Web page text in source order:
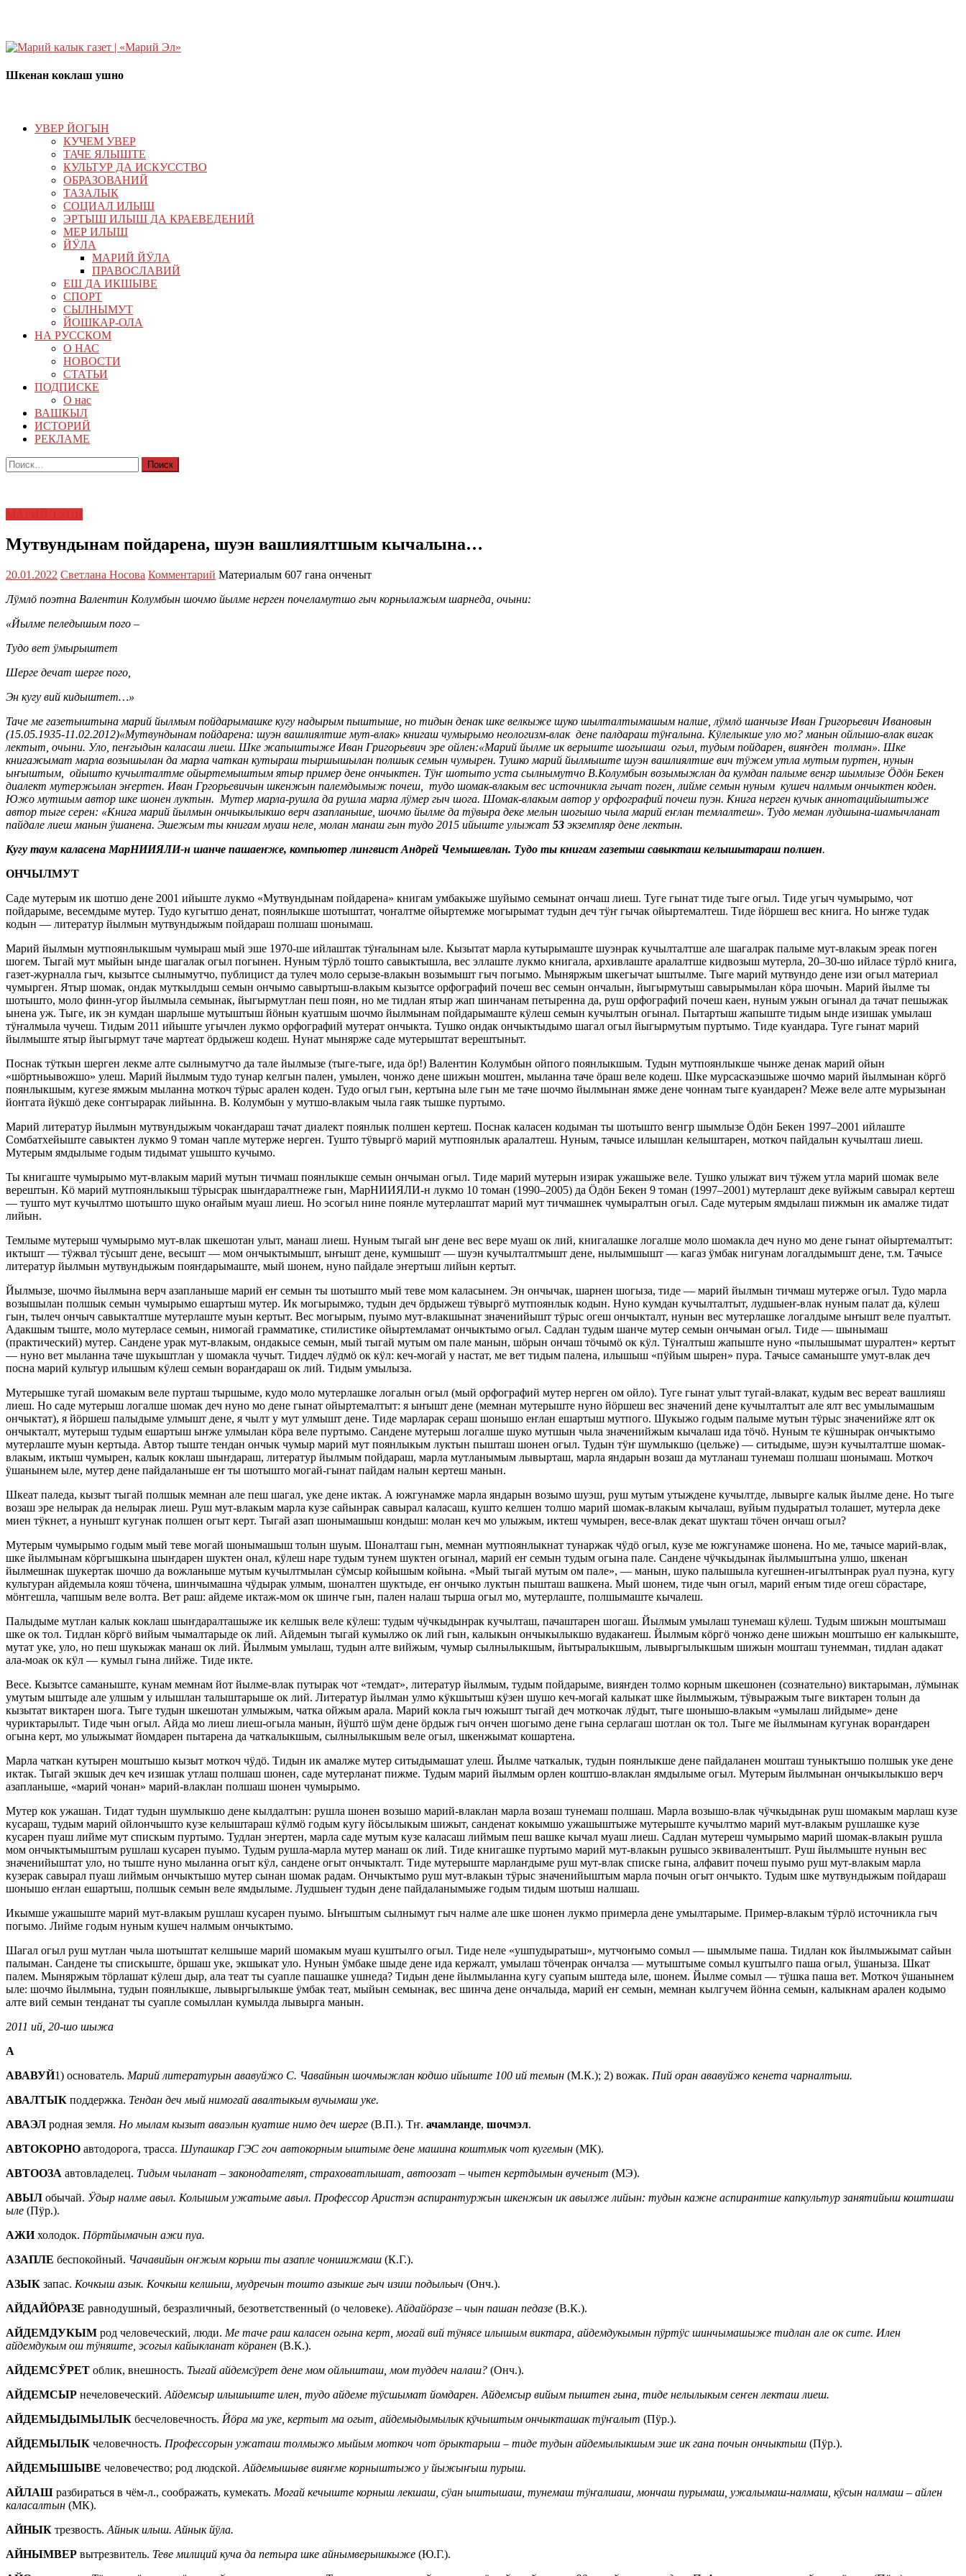
Шкенан коклаш ушно
УВЕР ЙОГЫН
КУЧЕМ УВЕР
ТАЧЕ ЯЛЫШТЕ
КУЛЬТУР ДА ИСКУССТВО
ОБРАЗОВАНИЙ
ТАЗАЛЫК
СОЦИАЛ ИЛЫШ
ЭРТЫШ ИЛЫШ ДА КРАЕВЕДЕНИЙ
МЕР ИЛЫШ
ЙӰЛА
МАРИЙ ЙӰЛА
ПРАВОСЛАВИЙ
ЕШ ДА ИКШЫВЕ
СПОРТ
СЫЛНЫМУТ
ЙОШКАР-ОЛА
НА РУССКОМ
О НАС
НОВОСТИ
СТАТЬИ
ПОДПИСКЕ
О нас
ВАШКЫЛ
ИСТОРИЙ
РЕКЛАМЕ
Найти:
Мутвундынам пойдарена, шуэн вашлиялтшым кычалына…
20.01.2022 Светлана Носова Комментарий Материалым 607 гана онченыт
Лӱмлӧ поэтна Валентин Колумбын шочмо йылме нерген почеламутшо гыч корнылажым шарнеда, очыни:
«Йылме пеледышым пого –
Тудо вет ӱмырыштет
Шерге дечат шерге пого,
Эн кугу вий кидыштет…»
Таче ме газетыштына марий йылмым пойдарымашке кугу надырым пыштыше, но тидын денак шке велкыже шуко шылталтымашым налше, лӱмлӧ шанчызе Иван Григорьевич Ивановын
(15.05.1935-11.02.2012)«Мутвундынам пойдарена: шуэн вашлиялтше мут-влак» книгаш чумырымо неологизм-влак дене палдараш тӱҥалына. Кӱлелыкше уло мо? манын ойлышо-влак вигак
лектыт, очыни. Уло, пеҥгыдын каласаш лиеш. Шке жапыштыже Иван Григорьевич эре ойлен:«Марий йылме ик верыште шогышаш огыл, тудым пойдарен, вияҥден толман». Шке
книгажымат марла возышылан да марла чаткан кутыраш тыршышылан полшык семын чумырен. Тушко марий йылмыште шуэн вашлиялтше вич тӱжем утла мутым пуртен, нунын
ыҥыштым, ойышто кучылталтме ойыртемыштым ятыр пример дене ончыктен. Тӱҥ шотыто уста сылнымутчо В.Колумбын возымыжлан да кумдан палыме венгр шымлызе Ӧдӧн Бекен
диалект мутержылан эҥертен. Иван Гргорьевичын шкенжын палемдымыж почеш, тудо шомак-влакым вес источникла гычат поген, лийме семын нуным кушеч налмым ончыктен коден.
Южо мутшым автор шке шонен луктын. Мутер марла-рушла да рушла марла лӱмер гыч шога. Шомак-влакым автор у орфографий почеш пуэн. Книга нерген кучык аннотацийыштыже
автор тыге серен: «Книга марий йылмын ончыкылыкшо верч азапланыше, шочмо йылме да тӱвыра деке мелын шогышо чыла марий еҥлан темлалтеш». Тудо меман лудшына-шамычланат
пайдале лиеш манын ӱшанена. Эшежым ты книгам муаш неле, молан манаш гын тудо 2015 ийыште улыжат 53 экземпляр дене лектын.
Кугу таум каласена МарНИИЯЛИ-н шанче пашаеҥже, компьютер лингвист Андрей Чемышевлан. Тудо ты книгам газетыш савыкташ келышытараш полшен.
ОНЧЫЛМУТ
Саде мутерым ик шотшо дене 2001 ийыште лукмо «Мутвундынам пойдарена» книгам умбакыже шуйымо семынат ончаш лиеш. Туге гынат тиде тыге огыл. Тиде угыч чумырымо, чот
пойдарыме, весемдыме мутер. Тудо кугытшо денат, поянлыкше шотыштат, чоҥалтме ойыртемже могырымат тудын деч тӱҥ гычак ойыртемалтеш. Тиде йӧршеш вес книга. Но ыҥже тудак
кодын — литератур йылмын мутвундыжым пойдараш полшаш шонымаш.
Марий йылмын мутпоянлыкшым чумыраш мый эше 1970-ше ийлаштак тӱҥалынам ыле. Кызытат марла кутырымаште шуэнрак кучылталтше але шагалрак палыме мут-влакым эреак поген
шогем. Тыгай мут мыйын ынде шагалак огыл погынен. Нуным тӱрлӧ тошто савыктышла, вес эллаште лукмо книгала, архивлаште аралалтше кидвозыш мутерла, 20–30-шо ийласе тӱрлӧ книга,
газет-журналла гыч, кызытсе сылнымутчо, публицист да тулеч моло серызе-влакын возымышт гыч погымо. Мыняржым шкегычат ыштылме. Тыге марий мутвундо дене изи огыл материал
чумырген. Ятыр шомак, ондак муткылдыш семын ончымо савыртыш-влакым кызытсе орфографий почеш вес семын ончалын, йыгырмутыш савырымылан кӧра шочын. Марий йылме ты
шотышто, моло финн-угор йылмыла семынак, йыгырмутлан пеш поян, но ме тидлан ятыр жап шинчанам петыренна да, руш орфографий почеш каен, нуным ужын огынал да тачат пешыжак
ынена уж. Тыге, ик эн кумдан шарлыше мутыштыш йӧнын куатшым шочмо йылмынам пойдарымаште кӱлеш семын кучылтын огынал. Пытартыш жапыште тидым ынде изишак умылаш
тӱҥалмыла чучеш. Тидым 2011 ийыште угычлен лукмо орфографий мутерат ончыкта. Тушко ондак ончыктыдымо шагал огыл йыгырмутым пуртымо. Тиде куандара. Туге гынат марий
йылмыште ятыр йыгырмут таче мартеат ӧрдыжеш кодеш. Нунат мынярже саде мутерыштат верештыныт.
Поснак тӱткын шерген лекме алте сылнымутчо да тале йылмызе (тыге-тыге, ида ӧр!) Валентин Колумбын ойпого поянлыкшым. Тудын мутпоянлыкше чынже денак марий ойын
«шӧртньывожшо» улеш. Марий йылмым тудо тунар келгын пален, умылен, чонжо дене шижын моштен, мыланна таче ӧраш веле кодеш. Шке мурсаскаэшыже шочмо марий йылмынан кӧргӧ
поянлыкшым, кугезе ямжым мыланна моткоч тӱрыс арален коден. Тудо огыл гын, кертына ыле гын ме таче шочмо йылмынан ямже дене чоннам тыге куандарен? Меже веле алте мурызынан
йоҥгата йӱкшӧ деке соҥгырарак лийынна. В. Колумбын у мутшо-влакым чыла гаяк тышке пуртымо.
Марий литератур йылмын мутвундыжым чокаҥдараш тачат диалект поянлык полшен кертеш. Поснак каласен кодыман ты шотышто венгр шымлызе Ӧдӧн Бекен 1997–2001 ийлаште
Сомбатхейыште савыктен лукмо 9 томан чапле мутерже нерген. Тушто тӱвыргӧ марий мутпоянлык аралалтеш. Нуным, тачысе илышлан келыштарен, моткоч пайдалын кучылташ лиеш.
Мутерым ямдылыме годым тидымат ушышто кучымо.
Ты книгаште чумырымо мут-влакым марий мутын тичмаш поянлыкше семын ончыман огыл. Тиде марий мутерын изирак ужашыже веле. Тушко улыжат вич тӱжем утла марий шомак веле
верештын. Кӧ марий мутпоянлыкыш тӱрысрак шыҥдаралтнеже гын, МарНИИЯЛИ-н лукмо 10 томан (1990–2005) да Ӧдӧн Бекен 9 томан (1997–2001) мутерлашт деке вуйжым савырал кертеш
— тушто мут кучылтмо шотышто шуко оҥайым муаш лиеш. Но эсогыл нине поянле мутерлаштат марий мут тичмашнек чумыралтын огыл. Саде мутерым ямдылаш пижмын ик амалже тидат
лийын.
Темлыме мутерыш чумырымо мут-влак шкешотан улыт, манаш лиеш. Нуным тыгай ыҥ дене вес вере муаш ок лий, книгалашке логалше моло шомакла деч нуно мо дене гынат ойыртемалтыт:
иктышт — тӱжвал тӱсышт дене, весышт — мом ончыктымышт, ыҥышт дене, кумшышт — шуэн кучылталтмышт дене, нылымшышт — кагаз ӱмбак нигунам логалдымышт дене, т.м. Тачысе
литератур йылмын мутвундыжым пояҥдарымаште, мый шонем, нуно пайдале эҥертыш лийын кертыт.
Йылмызе, шочмо йылмына верч азапланыше марий еҥ семын ты шотышто мый теве мом каласынем. Эн ончычак, шарнен шогыза, тиде — марий йылмын тичмаш мутерже огыл. Тудо марла
возышылан полшык семын чумырымо ешартыш мутер. Ик могырымжо, тудын деч ӧрдыжеш тӱвыргӧ мутпоянлык кодын. Нуно кумдан кучылталтыт, лудшыеҥ-влак нуным палат да, кӱлеш
гын, тылеч ончыч савыкталтше мутерлаште муын кертыт. Вес могырым, пуымо мут-влакшынат значенийышт тӱрыс огеш ончыкталт, нунын вес мутерлашке логалдыме ыҥышт веле пуалтыт.
Адакшым тыште, моло мутерласе семын, нимогай грамматике, стилистике ойыртемламат ончыктымо огыл. Садлан тудым шанче мутер семын ончыман огыл. Тиде — шынымаш
(практический) мутер. Сандене урак мут-влакым, ондакысе семын, мый тыгай мутым ом пале манын, шӧрын ончаш тӧчымӧ ок кӱл. Тӱҥалтыш жапыште нуно «пылышымат шуралтен» кертыт
— нуно вет мыланна таче шукыштлан у шомакла чучыт. Тиддеч лӱдмӧ ок кӱл: кеч-могай у настат, ме вет тидым палена, илышыш «пӱйым шырен» пура. Тачысе саманыште умут-влак деч
посна марий культур илышым кӱлеш семын вораҥдараш ок лий. Тидым умылыза.
Мутерышке тугай шомакым веле пурташ тыршыме, кудо моло мутерлашке логалын огыл (мый орфографий мутер нерген ом ойло). Туге гынат улыт тугай-влакат, кудым вес вереат вашлияш
лиеш. Но саде мутерыш логалше шомак деч нуно мо дене гынат ойыртемалтыт: я ыҥышт дене (мемнан мутерыште нуно йӧршеш вес значений дене кучылталтыт але ялт вес умылымашым
ончыктат), я йӧршеш палыдыме улмышт дене, я чылт у мут улмышт дене. Тиде марларак сераш шонышо еҥлан ешартыш мутпого. Шукыжо годым палыме мутын тӱрыс значенийже ялт ок
ончыкталт, мутерыш тудым ешартыш ыҥже улмылан кӧра веле пуртымо. Сандене мутерыш логалше шуко мутшын чыла значенийжым кычалаш ида тӧчӧ. Нуным те кӱшнырак ончыктымо
мутерлаште муын кертыда. Автор тыште тендан ончык чумыр марий мут поянлыкым луктын пышташ шонен огыл. Тудын тӱҥ шумлыкшо (цельже) — ситыдыме, шуэн кучылталтше шомак-
влакым, иктыш чумырен, калык коклаш шыҥдараш, литератур йылмым пойдараш, марла мутланымым лывырташ, марла яндарын возаш да мутланаш тунемаш полшаш шонымаш. Моткоч
ӱшанынем ыле, мутер дене пайдаланыше еҥ ты шотышто могай-гынат пайдам налын кертеш манын.
Шкеат паледа, кызыт тыгай полшык мемнан але пеш шагал, уке дене иктак. А южгунамже марла яндарын возымо шуэш, руш мутым утыждене кучылтде, лывырге калык йылме дене. Но тыге
возаш эре нелырак да нелырак лиеш. Руш мут-влакым марла кузе сайынрак савырал каласаш, кушто келшен толшо марий шомак-влакым кычалаш, вуйым пудыратыл толашет, мутерла деке
миен тӱкнет, а нунышт кугунак полшен огыт керт. Тыгай азап шонымашыш кондыш: молан кеч мо улыжым, иктеш чумырен, весе-влак декат шукташ тӧчен ончаш огыл?
Мутерым чумырымо годым мый теве могай шонымашыш толын шуым. Шоналташ гын, мемнан мутпоянлыкнат тунаржак чӱдӧ огыл, кузе ме южгунамже шонена. Но ме, тачысе марий-влак,
шке йылмынам кӧргышкына шыҥдарен шуктен онал, кӱлеш наре тудым тунем шуктен огынал, марий еҥ семын тудым огына пале. Сандене чӱчкыдынак йылмыштына улшо, шкенан
йылмешнак шукертак шочшо да вожланыше мутым кучылтмылан сӱмсыр койышым койына. «Мый тыгай мутым ом пале», — манын, шуко палышыла кугешнен-игылтынрак руал пуэна, кугу
культуран айдемыла кояш тӧчена, шинчымашна чӱдырак улмым, шоналтен шуктыде, еҥ ончыко луктын пышташ вашкена. Мый шонем, тиде чын огыл, марий еҥым тиде огеш сӧрастаре,
мӧҥгешла, чапшым веле волта. Вет раш: айдеме иктаж-мом ок шинче гын, пален налаш тырша огыл мо, мутерлаште, полшымаште кычалеш.
Палыдыме мутлан калык коклаш шыҥдаралташыже ик келшык веле кӱлеш: тудым чӱчкыдынрак кучылташ, пачаштарен шогаш. Йылмым умылаш тунемаш кӱлеш. Тудым шижын моштымаш
шке ок тол. Тидлан кӧргӧ вийым чымалтарыде ок лий. Айдемын тыгай кумылжо ок лий гын, калыкын ончыкылыкшо вудакаҥеш. Йылмым кӧргӧ чонжо дене шижын моштышо еҥ калыкыште,
мутат уке, уло, но пеш шукыжак манаш ок лий. Йылмым умылаш, тудын алте вийжым, чумыр сылнылыкшым, йытыралыкшым, лывыргылыкшым шижын мошташ тунемман, тидлан адакат
ала-моак ок кӱл — кумыл гына лийже. Тиде икте.
Весе. Кызытсе саманыште, кунам мемнам йот йылме-влак путырак чот «темдат», литератур йылмым, тудым пойдарыме, вияҥден толмо корным шкешонен (сознательно) виктарыман, лӱмынак
умутым ыштыде але улшым у илышлан талыштарыше ок лий. Литератур йылман улмо кӱкшытыш кӱзен шушо кеч-могай калыкат шке йылмыжым, тӱвыражым тыге виктарен толын да
кызытат виктарен шога. Тыге тудын шкешотан улмыжым, чатка ойжым арала. Марий кокла гыч южышт тыгай деч моткочак лӱдыт, тыге шонышо-влакым «умылаш лийдыме» дене
чуриктарылыт. Тиде чын огыл. Айда мо лиеш лиеш-огыла манын, йӱштӧ шӱм дене ӧрдыж гыч ончен шогымо дене гына серлагаш шотлан ок тол. Тыге ме йылмынам кугунак вораҥдарен
огына керт, мо улыжымат йомдарен пытарена да чаткалыкшым, сылнылыкшым веле огыл, шкенжымат кошартена.
Марла чаткан кутырен моштышо кызыт моткоч чӱдӧ. Тидын ик амалже мутер ситыдымашат улеш. Йылме чаткалык, тудын поянлыкше дене пайдаланен мошташ туныктышо полшык уке дене
иктак. Тыгай экшык деч кеч изишак утлаш полшаш шонен, саде мутерланат пижме. Тудым марий йылмым орлен коштшо-влаклан ямдылыме огыл. Мутерым йылмынан ончыкылыкшо верч
азапланыше, «марий чонан» марий-влаклан полшаш шонен чумырымо.
Мутер кок ужашан. Тидат тудын шумлыкшо дене кылдалтын: рушла шонен возышо марий-влаклан марла возаш тунемаш полшаш. Марла возышо-влак чӱчкыдынак руш шомакым марлаш кузе
кусараш, тудым марий ойлончышто кузе келыштараш кӱлмӧ годым кугу йӧсылыкым шижыт, санденат кокымшо ужашыштыже мутерыште кучылтмо марий мут-влакым рушлашке кузе
кусарен пуаш лийме мут спискым пуртымо. Тудлан эҥертен, марла саде мутым кузе каласаш лиймым пеш вашке кычал муаш лиеш. Садлан мутереш чумырымо марий шомак-влакын рушла
мом ончыктымыштым рушлаш кусарен пуымо. Тудым рушла-марла мутер манаш ок лий. Тиде книгашке пуртымо марий мут-влакын рушысо эквивалентышт. Руш йылмыште нунын вес
значенийыштат уло, но тыште нуно мыланна огыт кӱл, сандене огыт ончыкталт. Тиде мутерыште марлаҥдыме руш мут-влак списке гына, алфавит почеш пуымо руш мут-влакым марла
кузерак савырал пуаш лиймым ончыктышо мутер сынан шомак радам. Ончыктымо руш мут-влакын тӱрыс значенийыштым марла почын огыт ончыкто. Тудым шке мутвундыжым пойдараш
шонышо еҥлан ешартыш, полшык семын веле ямдылыме. Лудшыеҥ тудын дене пайдаланымыже годым тидым шотыш налшаш.
Икымше ужашыште марий мут-влакым рушлаш кусарен пуымо. Ыҥыштым сылнымут гыч налме але шке шонен лукмо примерла дене умылтарыме. Пример-влакым тӱрлӧ источникла гыч
погымо. Лийме годым нуным кушеч налмым ончыктымо.
Шагал огыл руш мутлан чыла шотыштат келшыше марий шомакым муаш куштылго огыл. Тиде неле «ушпудыратыш», мутчоҥымо сомыл — шымлыме паша. Тидлан кок йылмыжымат сайын
палыман. Сандене ты спискыште, ӧршаш уке, экшыкат уло. Нунын ӱмбаке шыде дене ида кержалт, умылаш тӧченрак ончалза — мутыштыме сомыл куштылго паша огыл, ӱшаныза. Шкат
палем. Мыняржым тӧрлашат кӱлеш дыр, ала теат ты суапле пашашке ушнеда? Тидын дене йылмыланна кугу суапым ыштеда ыле, шонем. Йылме сомыл — тӱшка паша вет. Моткоч ӱшанынем
ыле: шочмо йылмына, тудын поянлыкше, лывыргылыкше ӱмбак теат, мыйын семынак, вес шинча дене ончалыда, марий еҥ семын, мемнан кылгучем йӧнна семын, калыкнам арален кодымо
алте вий семын тенданат ты суапле сомыллан кумылда лывырга манын.
2011 ий, 20-шо шыжа
А
АВАВУЙ1) основатель. Марий литературын ававуйжо С. Чавайнын шочмыжлан кодшо ийыште 100 ий темын (М.К.); 2) вожак. Пий оран ававуйжо кенета чарналтыш.
АВАЛТЫК поддержка. Тендан деч мый нимогай авалтыкым вучымаш уке.
АВАЭЛ родная земля. Но мылам кызыт аваэлын куатше нимо деч шерге (В.П.). Тҥ. ачамланде, шочмэл.
АВТОКОРНО автодорога, трасса. Шупашкар ГЭС гоч автокорным ыштыме дене машина коштмык чот кугемын (МК).
АВТООЗА автовладелец. Тидым чыланат ‒ законодателят, страховатлышат, автоозат ‒ чытен кертдымын вученыт (МЭ).
АВЫЛ обычай. Ӱдыр налме авыл. Колышым ужатыме авыл. Профессор Аристэн аспирантуржын шкенжын ик авылже лийын: тудын кажне аспирантше капкультур занятийыш коштшаш
ыле (Пӱр.).
АЖИхолодок. Пӧртйымачын ажи пуа.
АЗАПЛЕ беспокойный. Чачавийын оҥжым корыш ты азапле чоншижмаш (К.Г.).
АЗЫК запас. Кочкыш азык. Кочкыш келшыш, мудречын тошто азыкше гыч изиш подыльыч (Онч.).
АЙДАЙӦРАЗЕ равнодушный, безразличный, безответственный (о человеке). Айдайӧразе ‒ чын пашан педазе (В.К.).
АЙДЕМДУКЫМ род человеческий, люди. Ме таче раш каласен огына керт, могай вий тӱнясе илышым виктара, айдемдукымын пӱртӱс шинчымашыже тидлан але ок сите. Илен
айдемдукым ош тӱняште, эсогыл кайыкланат кӧранен (В.К.).
АЙДЕМСӰРЕТ облик, внешность. Тыгай айдемсӱрет дене мом ойлышташ, мом туддеч налаш? (Онч.).
АЙДЕМСЫР нечеловеческий. Айдемсыр илышыште илен, тудо айдеме тӱсшымат йомдарен. Айдемсыр вийым пыштен гына, тиде нелылыкым сеҥен лекташ лиеш.
АЙДЕМЫДЫМЫЛЫК бесчеловечность. Йӧра ма уке, кертыт ма огыт, айдемыдымылык кӱчыштым ончыкташак тӱҥалыт (Пӱр.).
АЙДЕМЫЛЫК человечность. Профессорын ужаташ толмыжо мыйым моткоч чот ӧрыктарыш ‒ тиде тудын айдемылыкшым эше ик гана почын ончыктыш (Пӱр.).
АЙДЕМЫШЫВЕ человечество; род людской. Айдемышыве вияҥме корныштыжо у йыжыҥыш пурыш.
АЙЛАШ разбираться в чём-л., соображать, кумекать. Могай кечыште корныш лекшаш, сӱан ыштышаш, тунемаш тӱҥалшаш, мончаш пурымаш, ужалымаш-налмаш, кӱсын налмаш ‒ айлен
каласалтын (МК).
АЙНЫК трезвость. Айнык илыш. Айнык йӱла.
АЙНЫМВЕР вытрезвитель. Теве милиций куча да петыра шке айнымверышкыже (Ю.Г.).